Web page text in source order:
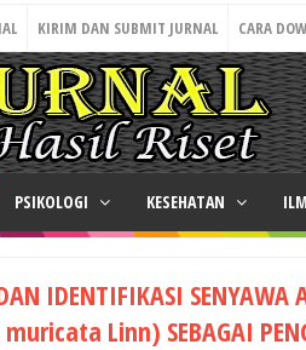
KIRIM DAN SUBMIT JURNAL CARA
PSIKOLOGI KESEHATAN
IDENTIFIKASI SENYAWA
Linn) SEBAGAI